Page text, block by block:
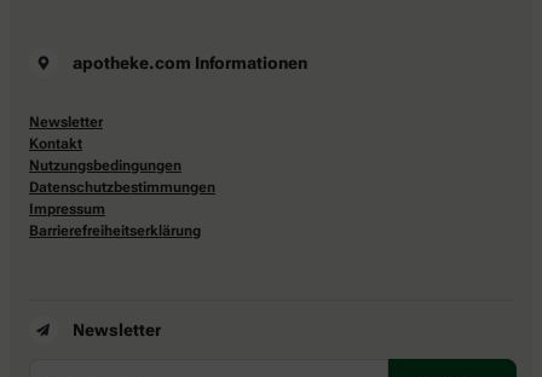
apotheke.com Informationen
Newsletter
Kontakt
Nutzungsbedingungen
Datenschutzbestimmungen
Impressum
Barrierefreiheitserklärung
Newsletter